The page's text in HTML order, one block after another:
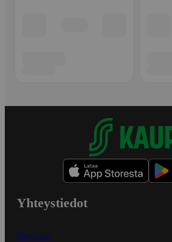
Yhteystiedot
Myymälät